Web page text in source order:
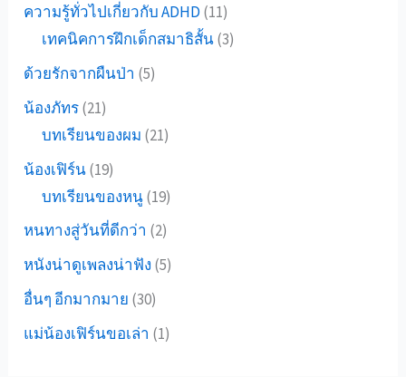
ความรู้ทั่วไปเกี่ยวกับ ADHD (11)
เทคนิคการฝึกเด็กสมาธิสั้น(3)
ด้วยรักจากผืนป่า (5)
น้องภัทร(21)
บทเรียนของผม (21)
น้องเฟิร์น(19)
บทเรียนของหนู(19)
หนทางสู่วันที่ดีกว่า (2)
หนังน่าดูเพลงน่าฟัง (5)
อื่นๆ อีกมากมาย (30)
แม่น้องเฟิร์นขอเล่า (1)